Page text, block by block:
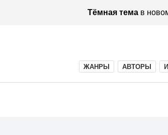
Тёмная темав
ЖАНРЫ АВТОРЫ